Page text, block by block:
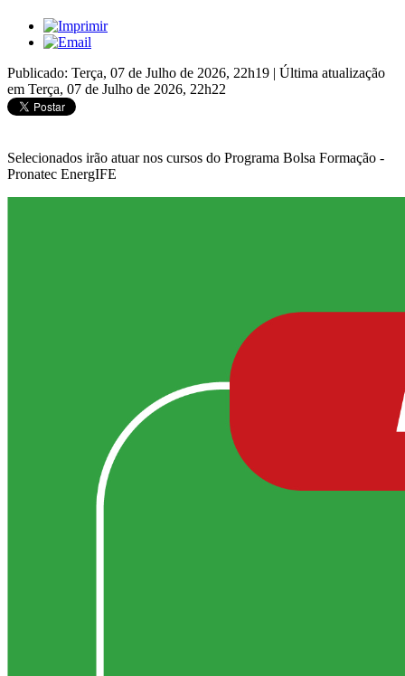
Publicado: Terça, 07 de Julho de 2026, 22h19 | Última atualização
em Terça, 07 de Julho de 2026, 22h22
Selecionados irão atuar nos cursos do Programa Bolsa Formação -
Pronatec EnergIFE